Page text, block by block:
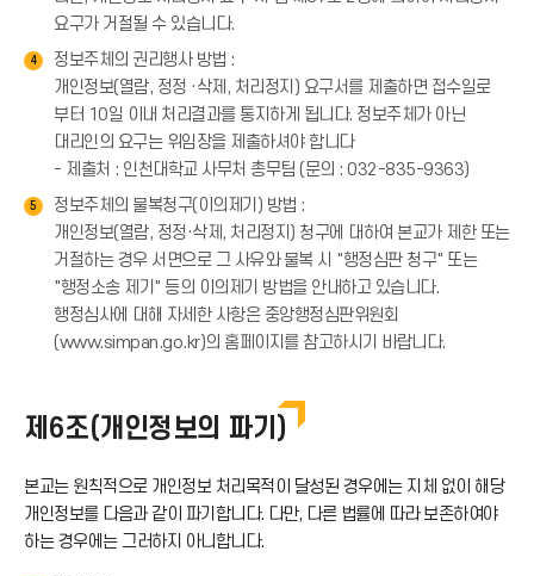
요구가 거절될 수 있습니다.
4
정보주체의 권리행사 방법 :
개인정보(열람, 정정 ·삭제, 처리정지) 요구서를 제출하면 접수일로
부터 10일 이내 처리결과를 통지하게 됩니다. 정보주체가 아닌
대리인의 요구는 위임장을 제출하셔야 합니다
- 제출처 : 인천대학교 사무처 총무팀 (문의 : 032-835-9363)
5
정보주체의 불복청구(이의제기) 방법 :
개인정보(열람, 정정·삭제, 처리정지) 청구에 대하여 본교가 제한 또는
거절하는 경우 서면으로 그 사유와 불복 시 "행정심판 청구" 또는
"행정소송 제기" 등의 이의제기 방법을 안내하고 있습니다.
행정심사에 대해 자세한 사항은 중앙행정심판위원회
(www.simpan.go.kr)의 홈페이지를 참고하시기 바랍니다.
제6조(개인정보의 파기)
본교는 원칙적으로 개인정보 처리목적이 달성된 경우에는 지체 없이 해당
개인정보를 다음과 같이 파기합니다. 다만, 다른 법률에 따라 보존하여야
하는 경우에는 그러하지 아니합니다.